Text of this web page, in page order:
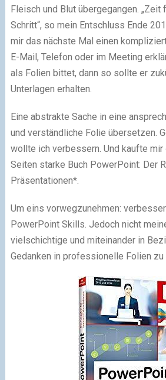
Fleisch und Blut übergegangen. „Zeit
Schritt“, so mein Entschluss Ende
mir das nächste Mal einen
E-Mail, Telefon oder im Meeting
als Folien bittet, dann so sollte er
Unterlagen erhalten.
Eine abstrakte Sache in eine
und verständliche Folie übersetzen.
wollte ich verbessern. Und kaufte
Seiten starke Buch PowerPoint: Der
Präsentationen*.
Um eins vorwegzunehmen:
PowerPoint Skills. Jedoch nicht
vielschichtige und miteinander in
Gedanken in professionelle Folien zu